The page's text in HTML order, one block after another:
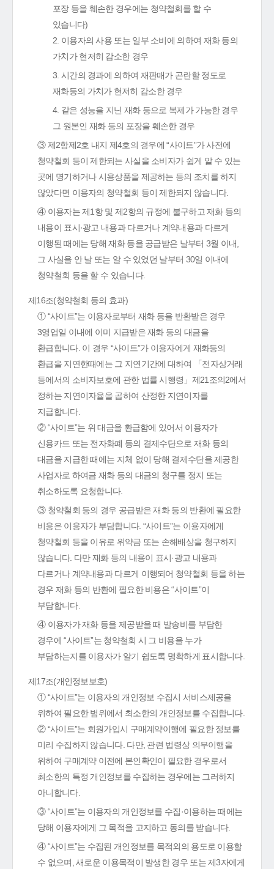
포장 등을 훼손한 경우에는 청약철회를 할 수
있습니다)
2. 이용자의 사용 또는 일부 소비에 의하여 재화 등의
가치가 현저히 감소한 경우
3. 시간의 경과에 의하여 재판매가 곤란할 정도로
재화등의 가치가 현저히 감소한 경우
4. 같은 성능을 지닌 재화 등으로 복제가 가능한 경우
그 원본인 재화 등의 포장을 훼손한 경우
③ 제2항제2호 내지 제4호의 경우에 “사이트”가 사전에
청약철회 등이 제한되는 사실을 소비자가 쉽게 알 수 있는
곳에 명기하거나 시용상품을 제공하는 등의 조치를 하지
않았다면 이용자의 청약철회 등이 제한되지 않습니다.
④ 이용자는 제1항 및 제2항의 규정에 불구하고 재화 등의
내용이 표시·광고 내용과 다르거나 계약내용과 다르게
이행된 때에는 당해 재화 등을 공급받은 날부터 3월 이내,
그 사실을 안 날 또는 알 수 있었던 날부터 30일 이내에
청약철회 등을 할 수 있습니다.
제16조(청약철회 등의 효과)
① “사이트”는 이용자로부터 재화 등을 반환받은 경우
3영업일 이내에 이미 지급받은 재화 등의 대금을
환급합니다. 이 경우 “사이트”가 이용자에게 재화등의
환급을 지연한때에는 그 지연기간에 대하여 「전자상거래
등에서의 소비자보호에 관한 법률 시행령」제21조의2에서
정하는 지연이자율을 곱하여 산정한 지연이자를
지급합니다.
② “사이트”는 위 대금을 환급함에 있어서 이용자가
신용카드 또는 전자화폐 등의 결제수단으로 재화 등의
대금을 지급한 때에는 지체 없이 당해 결제수단을 제공한
사업자로 하여금 재화 등의 대금의 청구를 정지 또는
취소하도록 요청합니다.
③ 청약철회 등의 경우 공급받은 재화 등의 반환에 필요한
비용은 이용자가 부담합니다. “사이트”는 이용자에게
청약철회 등을 이유로 위약금 또는 손해배상을 청구하지
않습니다. 다만 재화 등의 내용이 표시·광고 내용과
다르거나 계약내용과 다르게 이행되어 청약철회 등을 하는
경우 재화 등의 반환에 필요한 비용은 “사이트”이
부담합니다.
④ 이용자가 재화 등을 제공받을 때 발송비를 부담한
경우에 “사이트”는 청약철회 시 그 비용을 누가
부담하는지를 이용자가 알기 쉽도록 명확하게 표시합니다.
제17조(개인정보보호)
① “사이트”는 이용자의 개인정보 수집시 서비스제공을
위하여 필요한 범위에서 최소한의 개인정보를 수집합니다.
② “사이트”는 회원가입시 구매계약이행에 필요한 정보를
미리 수집하지 않습니다. 다만, 관련 법령상 의무이행을
위하여 구매계약 이전에 본인확인이 필요한 경우로서
최소한의 특정 개인정보를 수집하는 경우에는 그러하지
아니합니다.
③ “사이트”는 이용자의 개인정보를 수집·이용하는 때에는
당해 이용자에게 그 목적을 고지하고 동의를 받습니다.
④ “사이트”는 수집된 개인정보를 목적외의 용도로 이용할
수 없으며, 새로운 이용목적이 발생한 경우 또는 제3자에게